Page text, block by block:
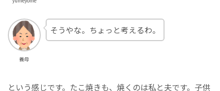
義母
そうやな。ちょっと考えるわ。
という感じです。たこ焼きも、焼くのは私と夫です。子供